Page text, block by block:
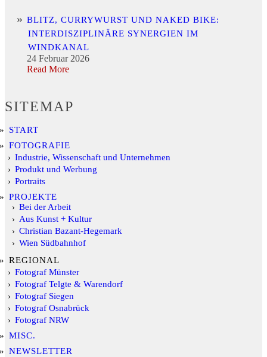
BLITZ, CURRYWURST UND NAKED BIKE:
INTERDISZIPLINÄRE SYNERGIEN IM
WINDKANAL
24 Februar 2026
Read More
SITEMAP
START
FOTOGRAFIE
Industrie, Wissenschaft und Unternehmen
Produkt und Werbung
Portraits
PROJEKTE
Bei der Arbeit
Aus Kunst + Kultur
Christian Bazant-Hegemark
Wien Südbahnhof
REGIONAL
Fotograf Münster
Fotograf Telgte & Warendorf
Fotograf Siegen
Fotograf Osnabrück
Fotograf NRW
MISC.
NEWSLETTER